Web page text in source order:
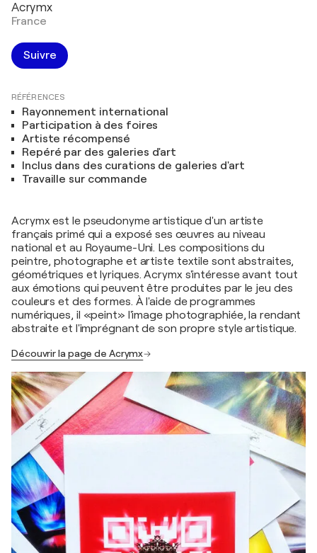
Acrymx
France
Suivre
RÉFÉRENCES
Rayonnement international
Participation à des foires
Artiste récompensé
Repéré par des galeries d'art
Inclus dans des curations de galeries d'art
Travaille sur commande
Acrymx est le pseudonyme artistique d'un artiste
français primé qui a exposé ses œuvres au niveau
national et au Royaume-Uni. Les compositions du
peintre, photographe et artiste textile sont abstraites,
géométriques et lyriques. Acrymx s'intéresse avant tout
aux émotions qui peuvent être produites par le jeu des
couleurs et des formes. À l'aide de programmes
numériques, il «peint» l'image photographiée, la rendant
abstraite et l'imprégnant de son propre style artistique.
Découvrir la page de Acrymx